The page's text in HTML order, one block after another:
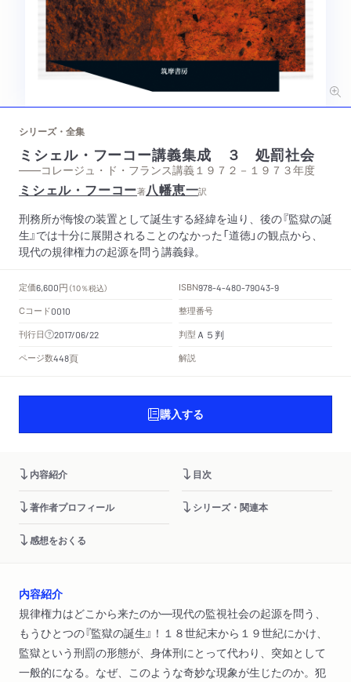
シリーズ・全集
ミシェル・フーコー講義集成 ３ 処罰社会
——コレージュ・ド・フランス講義１９７２－１９７３年度
ミシェル・フーコー著八幡恵一訳
刑務所が悔悛の装置として誕生する経緯を辿り、後の『監獄の誕
生』では十分に展開されることのなかった「道徳」の観点から、
現代の規律権力の起源を問う講義録。
定価6,600円 （10％税込） ISBN978-4-480-79043-9
Cコード0010
整理番号
刊行日
2017/06/22 判型 Ａ５判
ページ数448頁 解説
購入する
内容紹介 目次
著作者プロフィール シリーズ・関連本
感想をおくる
内容紹介
規律権力はどこから来たのか―現代の監視社会の起源を問う、
もうひとつの『監獄の誕生』！１８世紀末から１９世紀にかけ、
監獄という刑罰の形態が、身体刑にとって代わり、突如として
一般的になる。なぜ、このような奇妙な現象が生じたのか。犯